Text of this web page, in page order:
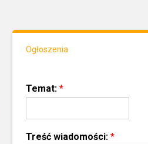
Ogłoszenia
Temat: *
Treść wiadomości: *